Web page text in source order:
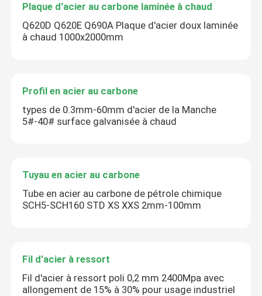
Plaque d'acier au carbone laminée à chaud
Q620D Q620E Q690A Plaque d'acier doux laminée
à chaud 1000x2000mm
Profil en acier au carbone
types de 0.3mm-60mm d'acier de la Manche
5#-40# surface galvanisée à chaud
Tuyau en acier au carbone
Tube en acier au carbone de pétrole chimique
SCH5-SCH160 STD XS XXS 2mm-100mm
Fil d'acier à ressort
Fil d'acier à ressort poli 0,2 mm 2400Mpa avec
allongement de 15% à 30% pour usage industriel